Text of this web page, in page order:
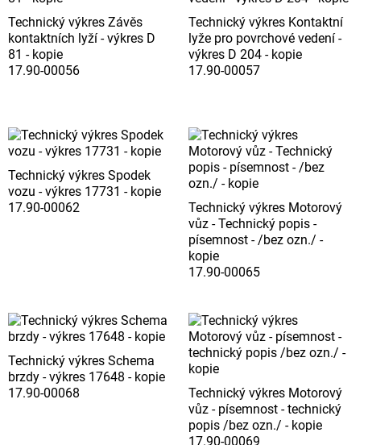
Technický výkres Závěs
kontaktních lyží - výkres D
81 - kopie
17.90-00056
Technický výkres Kontaktní
lyže pro povrchové vedení -
výkres D 204 - kopie
17.90-00057
Technický výkres Spodek
vozu - výkres 17731 - kopie
17.90-00062
Technický výkres Motorový
vůz - Technický popis -
písemnost - /bez ozn./ -
kopie
17.90-00065
Technický výkres Schema
brzdy - výkres 17648 - kopie
17.90-00068
Technický výkres Motorový
vůz - písemnost - technický
popis /bez ozn./ - kopie
17.90-00069